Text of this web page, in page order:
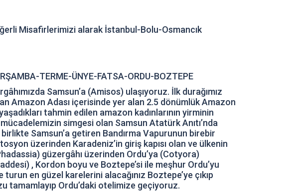
Misafirlerimizi alarak İstanbul-Bolu-Osmancık
TERME-ÜNYE-FATSA-ORDU-BOZTEPE
Samsun’a (Amisos) ulaşıyoruz. İlk durağımız
Amazon Adası içerisinde yer alan 2.5 dönümlük Amazon
tahmin edilen amazon kadınlarının yirminin
simgesi olan Samsun Atatürk Anıtı’nda
Samsun’a getiren Bandırma Vapurunun birebir
üzerinden Karadeniz’in giriş kapısı olan ve ülkenin
güzergâhı üzerinden Ordu’ya (Cotyora)
, Kordon boyu ve Boztepe’si ile meşhur Ordu’yu
en güzel karelerini alacağınız Boztepe’ye çıkıp
tamamlayıp Ordu’daki otelimize geçiyoruz.